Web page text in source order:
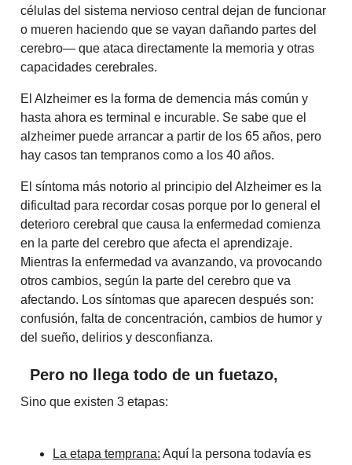
células del sistema nervioso central dejan de funcionar
o mueren haciendo que se vayan dañando partes del
cerebro— que ataca directamente la memoria y otras
capacidades cerebrales.
El Alzheimer es la forma de demencia más común y
hasta ahora es terminal e incurable. Se sabe que el
alzheimer puede arrancar a partir de los 65 años, pero
hay casos tan tempranos como a los 40 años.
El síntoma más notorio al principio del Alzheimer es la
dificultad para recordar cosas porque por lo general el
deterioro cerebral que causa la enfermedad comienza
en la parte del cerebro que afecta el aprendizaje.
Mientras la enfermedad va avanzando, va provocando
otros cambios, según la parte del cerebro que va
afectando. Los síntomas que aparecen después son:
confusión, falta de concentración, cambios de humor y
del sueño, delirios y desconfianza.
Pero no llega todo de un fuetazo,
Sino que existen 3 etapas:
La etapa temprana: Aquí la persona todavía es